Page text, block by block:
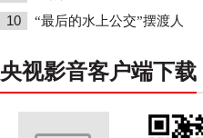
10 “最后的水上公交”摆渡人
央视影音客户端下载